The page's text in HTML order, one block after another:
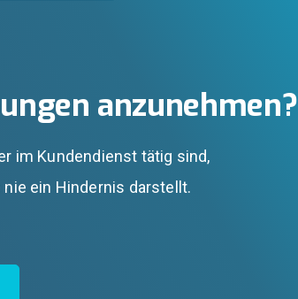
anzunehmen?
im Kundendienst tätig sind,
ein Hindernis darstellt.